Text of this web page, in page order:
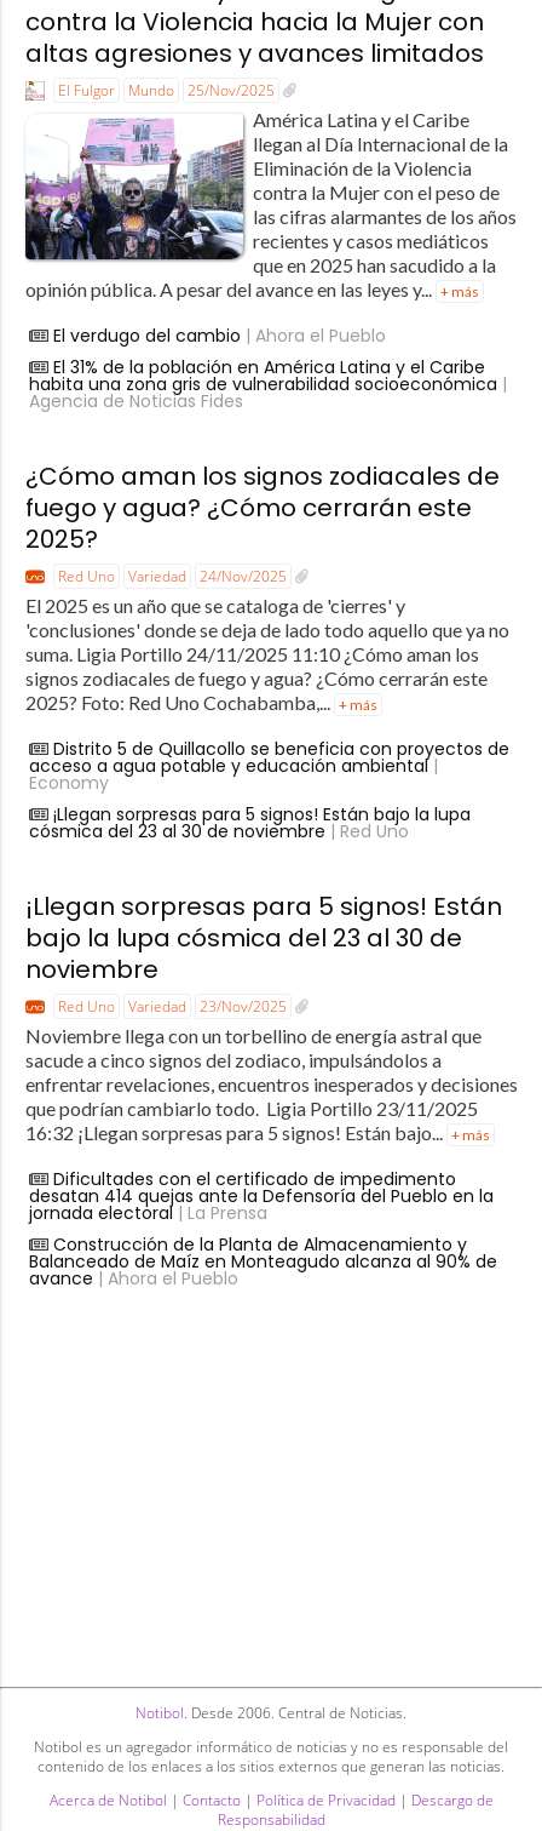
contra la Violencia hacia la Mujer con
altas agresiones y avances limitados
El Fulgor Mundo 25/Nov/2025
América Latina y el Caribe
llegan al Día Internacional de la
Eliminación de la Violencia
contra la Mujer con el peso de
las cifras alarmantes de los años
recientes y casos mediáticos
que en 2025 han sacudido a la
opinión pública. A pesar del avance en las leyes y... + más
El verdugo del cambio | Ahora el Pueblo
El 31% de la población en América Latina y el Caribe
habita una zona gris de vulnerabilidad socioeconómica |
Agencia de Noticias Fides
¿Cómo aman los signos zodiacales de
fuego y agua? ¿Cómo cerrarán este
2025?
Red Uno Variedad 24/Nov/2025
El 2025 es un año que se cataloga de 'cierres' y
'conclusiones' donde se deja de lado todo aquello que ya no
suma. Ligia Portillo 24/11/2025 11:10 ¿Cómo aman los
signos zodiacales de fuego y agua? ¿Cómo cerrarán este
2025? Foto: Red Uno Cochabamba,... + más
Distrito 5 de Quillacollo se beneficia con proyectos de
acceso a agua potable y educación ambiental|
Economy
¡Llegan sorpresas para 5 signos! Están bajo la lupa
cósmica del 23 al 30 de noviembre | Red Uno
¡Llegan sorpresas para 5 signos! Están
bajo la lupa cósmica del 23 al 30 de
noviembre
Red Uno Variedad 23/Nov/2025
Noviembre llega con un torbellino de energía astral que
sacude a cinco signos del zodiaco, impulsándolos a
enfrentar revelaciones, encuentros inesperados y decisiones
que podrían cambiarlo todo. Ligia Portillo 23/11/2025
16:32 ¡Llegan sorpresas para 5 signos! Están bajo... + más
Dificultades con el certificado de impedimento
desatan 414 quejas ante la Defensoría del Pueblo en la
jornada electoral| La Prensa
Construcción de la Planta de Almacenamiento y
Balanceado de Maíz en Monteagudo alcanza al 90% de
avance | Ahora el Pueblo
Notibol. Desde 2006. Central de Noticias.
Notibol es un agregador informático de noticias y no es responsable del
contenido de los enlaces a los sitios externos que generan las noticias.
Acerca de Notibol | Contacto| Política de Privacidad | Descargo de
Responsabilidad